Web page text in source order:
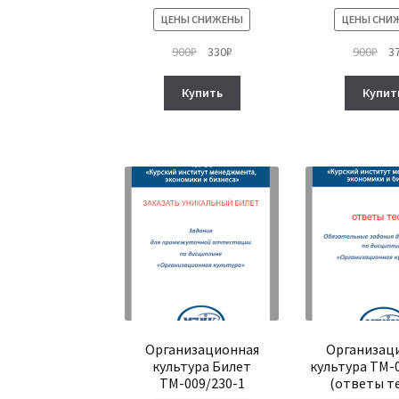
ЦЕНЫ СНИЖЕНЫ
900₽
Первоначальная
составляла
900₽.
330₽Текущая
Купить
ЦЕНЫ
900₽
Организационная
культура Билет
ТМ-009/230-1
культура ТМ-
(ответы